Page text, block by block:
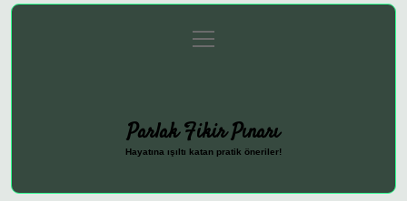
Gizlilik Politikası
menüyü
aç
Parlak Fikir Pınarı
Hayatına ışıltı katan pratik öneriler!